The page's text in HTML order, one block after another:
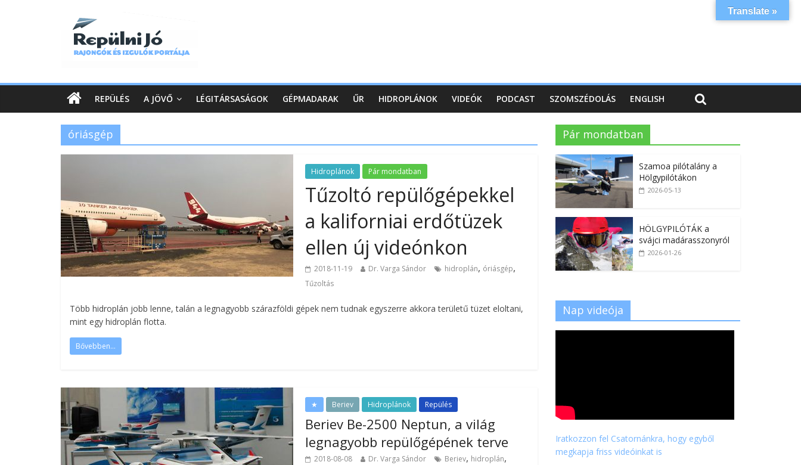
REPÜLÉS A JÖVŐ LÉGITÁRSASÁGOK GÉPMADARAK ŰR HIDROPLÁNOK VIDEÓK PODCAST SZOMSZÉDOLÁS ENGLISH
óriásgép
Hidroplánok Pár mondatban
Tűzoltó repülőgépekkel
a kaliforniai erdőtüzek
ellen új videónkon
2018-11-19 Dr. Varga Sándor hidroplán, óriásgép,
Tűzoltás
Több hidroplán jobb lenne, talán a legnagyobb szárazföldi gépek nem tudnak egyszerre akkora területű tüzet eloltani,
mint egy hidroplán flotta.
Bővebben...
★ Beriev Hidroplánok Repülés
Beriev Be-2500 Neptun, a világ
legnagyobb repülőgépének terve
2018-08-08 Dr. Varga Sándor Beriev, hidroplán,
Pár mondatban
Szamoa pilótalány a
Hölgypilótákon
2026-05-13
HÖLGYPILÓTÁK a
svájci madárasszonyról
2026-01-26
Nap videója
Iratkozzon fel Csatornánkra, hogy egyből
megkapja friss videóinkat is
Translate »